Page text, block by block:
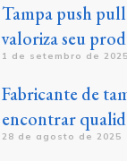
Tampa push
valoriza seu
1 de setembro de 2025
Fabricante de
encontrar
28 de agosto de 2025